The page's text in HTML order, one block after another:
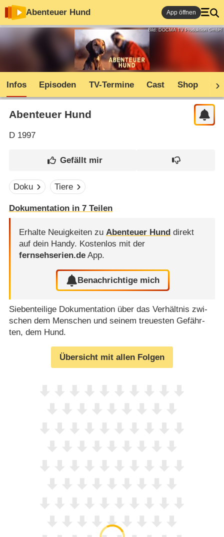
Abenteuer Hund App öffnen
Bild: DOCMA TV Produktion GmbH
Infos Episoden TV-Termine Cast Shop
Abenteuer Hund
D1997
Doku Tiere
Dokumentation in 7 Teilen
Erhalte Neuigkeiten zu Abenteuer Hund direkt
auf dein Handy. Kostenlos mit der
fernsehserien.deApp.
Benachrichtige mich
Siebenteilige Dokumentation über das Ver­hält­nis zwi­
schen dem Men­schen und seinem treu­es­ten Ge­fähr­
ten, dem Hund.
Übersicht mit allen Folgen